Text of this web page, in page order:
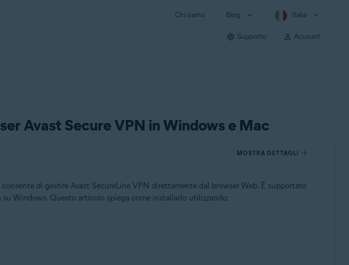
Chi siamo Blog Italia
Supporto Account
Avast Secure VPN in Windows e Mac
MOSTRA DETTAGLI
di gestire Avast SecureLine VPN direttamente dal browser Web. È supportato
Windows. Questo articolo spiega come installarlo utilizzando: